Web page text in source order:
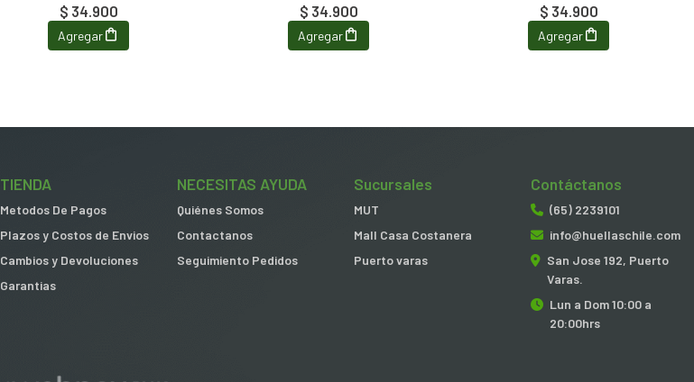
$ 34.900
Agregar
$ 34.900
Agregar
$ 34.900
Agregar
TIENDA
Metodos De Pagos
Plazos y Costos de Envios
Cambios y Devoluciones
Garantias
NECESITAS AYUDA
Quiénes Somos
Contactanos
Seguimiento Pedidos
Sucursales
MUT
Mall Casa Costanera
Puerto varas
Contáctanos
(65) 2239101
info@huellaschile.com
San Jose 192, Puerto
Varas.
Lun a Dom 10:00 a
20:00hrs